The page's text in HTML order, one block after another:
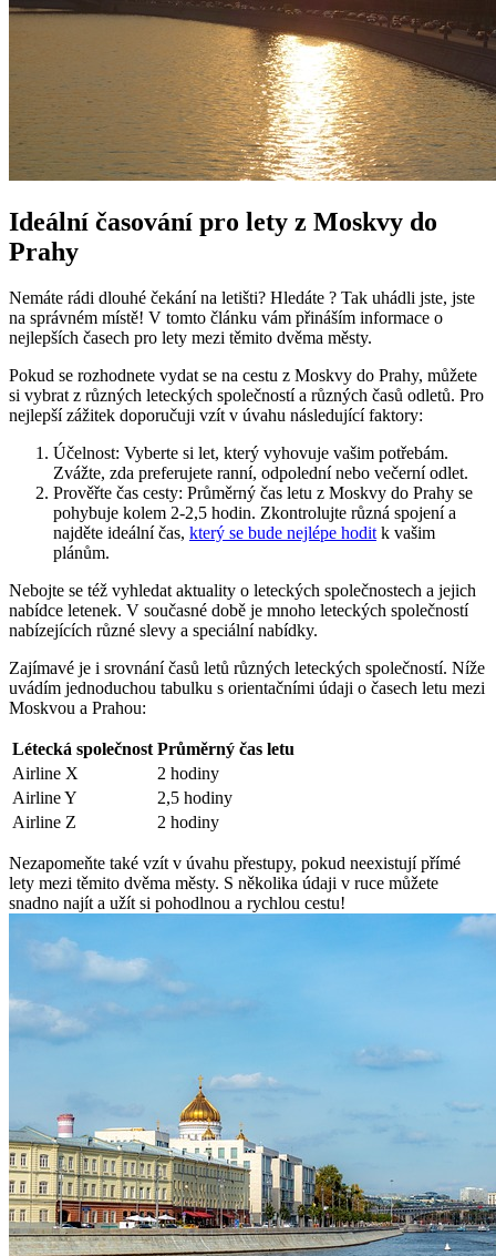
Ideální časování pro lety z Moskvy do
Prahy
Nemáte rádi dlouhé čekání na letišti? Hledáte ? Tak uhádli jste, jste
na správném místě! V tomto článku vám přináším informace o
nejlepších časech pro lety mezi těmito dvěma městy.
Pokud se rozhodnete vydat se na cestu z Moskvy do Prahy, můžete
si vybrat z různých leteckých společností a různých časů odletů. Pro
nejlepší zážitek doporučuji vzít v úvahu následující faktory:
Účelnost: Vyberte si let, který vyhovuje vašim potřebám.
Zvážte, zda preferujete ranní, odpolední nebo večerní odlet.
Prověřte čas cesty: Průměrný čas letu z Moskvy do Prahy se
pohybuje kolem 2-2,5 hodin. Zkontrolujte různá spojení a
najděte ideální čas, který se bude nejlépe hoditk vašim
plánům.
Nebojte se též vyhledat aktuality o leteckých společnostech a jejich
nabídce letenek. V současné době je mnoho leteckých společností
nabízejících různé slevy a speciální nabídky.
Zajímavé je i srovnání časů letů různých leteckých společností. Níže
uvádím jednoduchou tabulku s orientačními údaji o časech letu mezi
Moskvou a Prahou:
Létecká společnost Průměrný čas letu
Airline X
2 hodiny
Airline Y
2,5 hodiny
Airline Z
2 hodiny
Nezapomeňte také vzít v úvahu přestupy, pokud neexistují přímé
lety mezi těmito dvěma městy. S několika údaji v ruce můžete
snadno najít a užít si pohodlnou a rychlou cestu!